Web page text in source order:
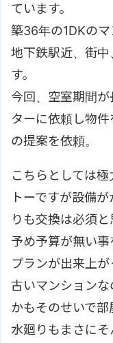
ています。
築36年の1DKのマ
地下鉄駅近、街
す。
今回、空室期間
ターに依頼し物
の提案を依頼。
こちらとしては
トーですが設備
りも交換は必須と
予め予算が無い
プランが出来上が
古いマンション
かもそのせいで部
水廻りもまさに